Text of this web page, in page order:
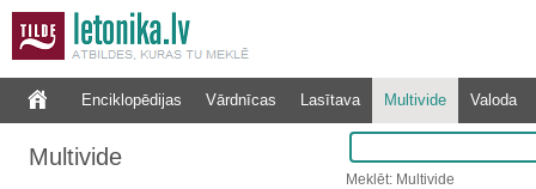
Enciklopēdijas Vārdnīcas Lasītava Multivide Valoda
Multivide
Meklēt: Multivide